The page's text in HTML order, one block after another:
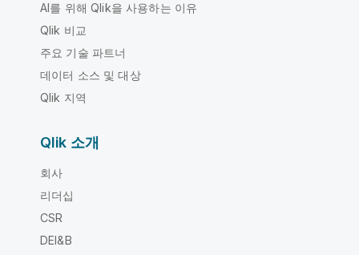
AI를 위해 Qlik을 사용하는 이유
Qlik 비교
주요 기술 파트너
데이터 소스 및 대상
Qlik 지역
Qlik 소개
회사
리더십
CSR
DEI&B